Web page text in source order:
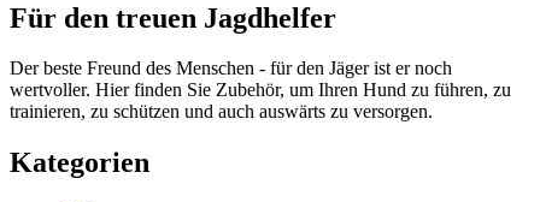
Für den treuen Jagdhelfer
Der beste Freund des Menschen - für den Jäger ist er noch
wertvoller. Hier finden Sie Zubehör, um Ihren Hund zu führen, zu
trainieren, zu schützen und auch auswärts zu versorgen.
Kategorien